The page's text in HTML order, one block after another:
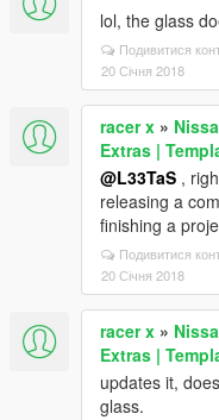
lol, the glass
Подивитися
20 Січня 2018
racer x »
Extras |
@L33TaS ,
releasing a
finishing a
Подивитися
20 Січня 2018
racer x »
Extras |
updates it,
glass.